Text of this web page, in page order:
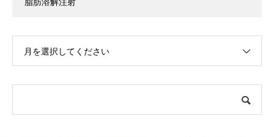
月を選択してください